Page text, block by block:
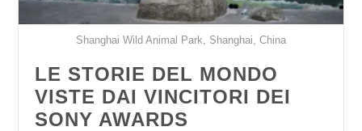
Shanghai Wild Animal Park, Shanghai, China
LE STORIE DEL MONDO
VISTE DAI VINCITORI DEI
SONY AWARDS